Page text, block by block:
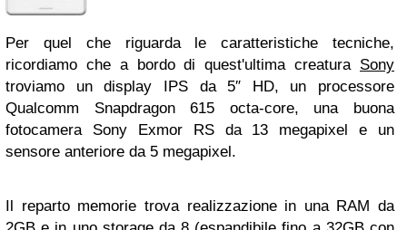
Per quel che riguarda le caratteristiche tecniche,
ricordiamo che a bordo di quest'ultima creatura Sony
troviamo un display IPS da 5″ HD, un processore
Qualcomm Snapdragon 615 octa-core, una buona
fotocamera Sony Exmor RS da 13 megapixel e un
sensore anteriore da 5 megapixel.
Il reparto memorie trova realizzazione in una RAM da